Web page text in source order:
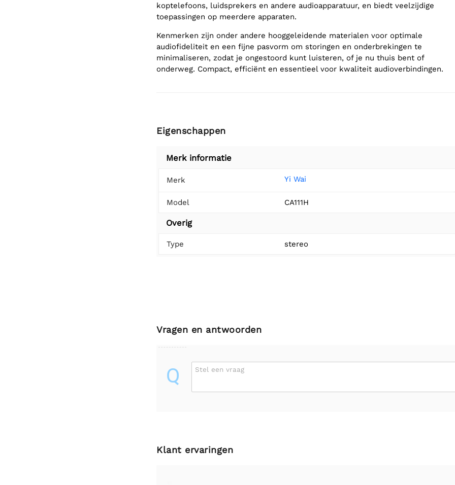
koptelefoons, luidsprekers en andere audioapparatuur, en biedt veelzijdige
toepassingen op meerdere apparaten.
Kenmerken zijn onder andere hooggeleidende materialen voor optimale
audiofideliteit en een fijne pasvorm om storingen en onderbrekingen te
minimaliseren, zodat je ongestoord kunt luisteren, of je nu thuis bent of
onderweg. Compact, efficiënt en essentieel voor kwaliteit audioverbindingen.
Eigenschappen
Merk informatie
Merk Yi Wai
Model CA111H
Overig
Type stereo
Vragen en antwoorden
Q Stel een vraag
Klant ervaringen